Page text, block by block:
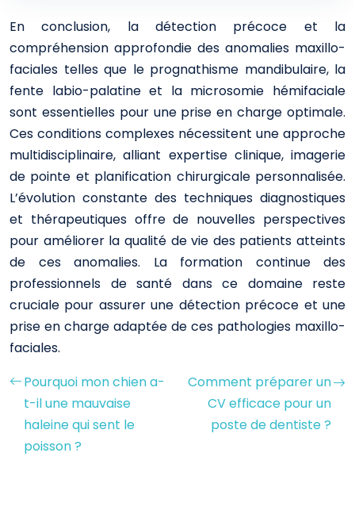
En conclusion, la détection précoce et la
compréhension approfondie des anomalies maxillo-
faciales telles que le prognathisme mandibulaire, la
fente labio-palatine et la microsomie hémifaciale
sont essentielles pour une prise en charge optimale.
Ces conditions complexes nécessitent une approche
multidisciplinaire, alliant expertise clinique, imagerie
de pointe et planification chirurgicale personnalisée.
L’évolution constante des techniques diagnostiques
et thérapeutiques offre de nouvelles perspectives
pour améliorer la qualité de vie des patients atteints
de ces anomalies. La formation continue des
professionnels de santé dans ce domaine reste
cruciale pour assurer une détection précoce et une
prise en charge adaptée de ces pathologies maxillo-
faciales.
Pourquoi mon chien a-
t-il une mauvaise
haleine qui sent le
poisson ?
Comment préparer un
CV efficace pour un
poste de dentiste ?